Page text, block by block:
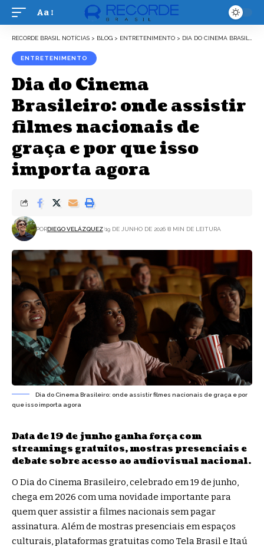
Font
Aa
RECORDE BRASIL NOTÍCIAS > BLOG > ENTRETENIMENTO > DIA DO CINEMA BRASILEIRO: ONDE ASSISTIR FILMES NACIONAIS DE GRAÇA E POR QUE ISSO IMPORTA AGORA
ENTRETENIMENTO
Dia do Cinema
Brasileiro: onde assistir
filmes nacionais de
graça e por que isso
importa agora
PORDIEGO VELÁZQUEZ 19 DE JUNHO DE 2026 8 MIN DE LEITURA
Dia do Cinema Brasileiro: onde assistir filmes nacionais de graça e por
que isso importa agora
Data de 19 de junho ganha força com
streamings gratuitos, mostras presenciais e
debate sobre acesso ao audiovisual nacional.
O Dia do Cinema Brasileiro, celebrado em 19 de junho,
chega em 2026 com uma novidade importante para
quem quer assistir a filmes nacionais sem pagar
assinatura. Além de mostras presenciais em espaços
culturais, plataformas gratuitas como Tela Brasil e Itaú